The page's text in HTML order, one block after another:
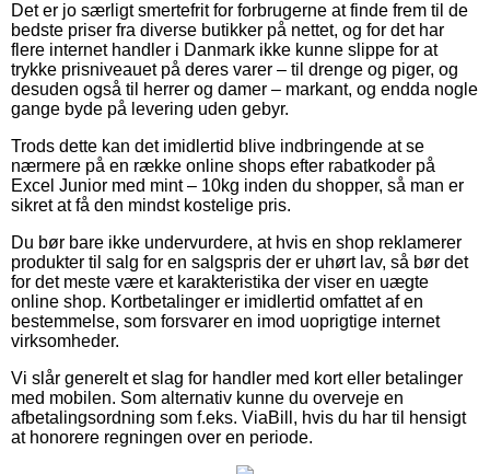
Det er jo særligt smertefrit for forbrugerne at finde frem til de
bedste priser fra diverse butikker på nettet, og for det har
flere internet handler i Danmark ikke kunne slippe for at
trykke prisniveauet på deres varer – til drenge og piger, og
desuden også til herrer og damer – markant, og endda nogle
gange byde på levering uden gebyr.
Trods dette kan det imidlertid blive indbringende at se
nærmere på en række online shops efter rabatkoder på
Excel Junior med mint – 10kg inden du shopper, så man er
sikret at få den mindst kostelige pris.
Du bør bare ikke undervurdere, at hvis en shop reklamerer
produkter til salg for en salgspris der er uhørt lav, så bør det
for det meste være et karakteristika der viser en uægte
online shop. Kortbetalinger er imidlertid omfattet af en
bestemmelse, som forsvarer en imod uoprigtige internet
virksomheder.
Vi slår generelt et slag for handler med kort eller betalinger
med mobilen. Som alternativ kunne du overveje en
afbetalingsordning som f.eks. ViaBill, hvis du har til hensigt
at honorere regningen over en periode.